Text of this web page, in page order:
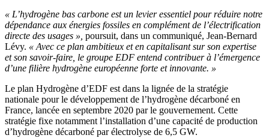
« L’hydrogène bas carbone est un levier essentiel pour réduire notre
dépendance aux énergies fossiles en complément de l’électrification
directe des usages », poursuit, dans un communiqué, Jean-Bernard
Lévy. « Avec ce plan ambitieux et en capitalisant sur son expertise
et son savoir-faire, le groupe EDF entend contribuer à l’émergence
d’une filière hydrogène européenne forte et innovante. »
Le plan Hydrogène d’EDF est dans la lignée de la stratégie
nationale pour le développement de l’hydrogène décarboné en
France, lancée en septembre 2020 par le gouvernement. Cette
stratégie fixe notamment l’installation d’une capacité de production
d’hydrogène décarboné par électrolyse de 6,5 GW.